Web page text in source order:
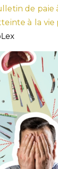
de paie
à la vie